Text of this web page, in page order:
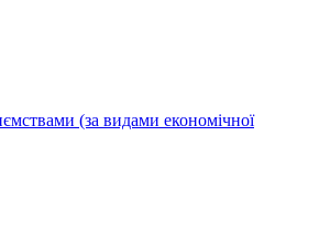
(за видами економічної